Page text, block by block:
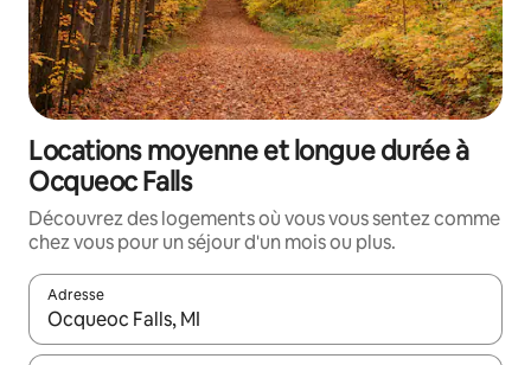
Locations moyenne et longue durée à
Ocqueoc Falls
Découvrez des logements où vous vous sentez comme
chez vous pour un séjour d'un mois ou plus.
Adresse
Lorsque les résultats s'affichent, utilisez les flèches vers le